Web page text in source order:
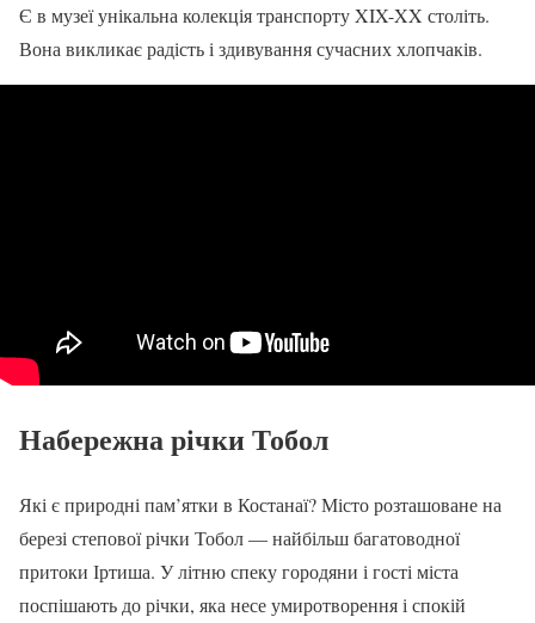
Є в музеї унікальна колекція транспорту XIX-XX століть.
Вона викликає радість і здивування сучасних хлопчаків.
Набережна річки Тобол
Які є природні пам’ятки в Костанаї? Місто розташоване на
березі степової річки Тобол — найбільш багатоводної
притоки Іртиша. У літню спеку городяни і гості міста
поспішають до річки, яка несе умиротворення і спокій